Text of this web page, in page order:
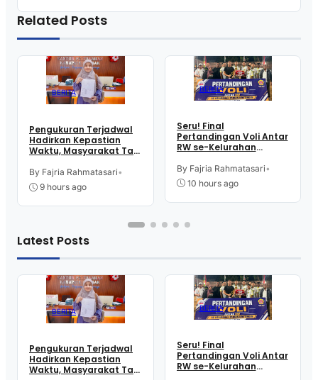
Related Posts
BERITA
Pengukuran Terjadwal
Hadirkan Kepastian
Waktu, Masyarakat Tak
Layanan Pertanahan
By Fajria Rahmatasari•
9 hours ago
BERITA
Seru! Final
Pertandingan Voli Antar
RW se-Kelurahan
Sambut HUT RI
By Fajria Rahmatasari•
10 hours ago
Latest Posts
BERITA
Pengukuran Terjadwal
Hadirkan Kepastian
Waktu, Masyarakat Tak
BERITA
Seru! Final
Pertandingan Voli Antar
RW se-Kelurahan